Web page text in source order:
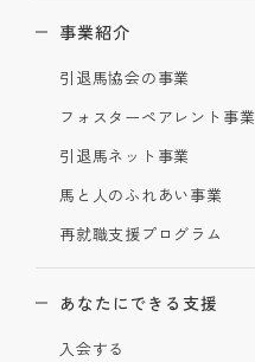
事業紹介
引退馬協会の事業
フォスターペアレント事業
引退馬ネット事業
馬と人のふれあい事業
再就職支援プログラム
あなたにできる支援
入会する